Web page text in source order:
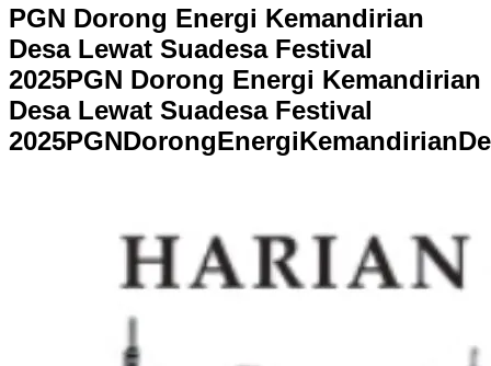
PGN Dorong Energi Kemandirian
Desa Lewat Suadesa Festival
2025PGN Dorong Energi Kemandirian
Desa Lewat Suadesa Festival
2025PGNDorongEnergiKemandirianDe